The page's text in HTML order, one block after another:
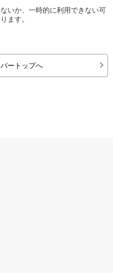
いか、一時的に利用できない可
ます。
ートップへ